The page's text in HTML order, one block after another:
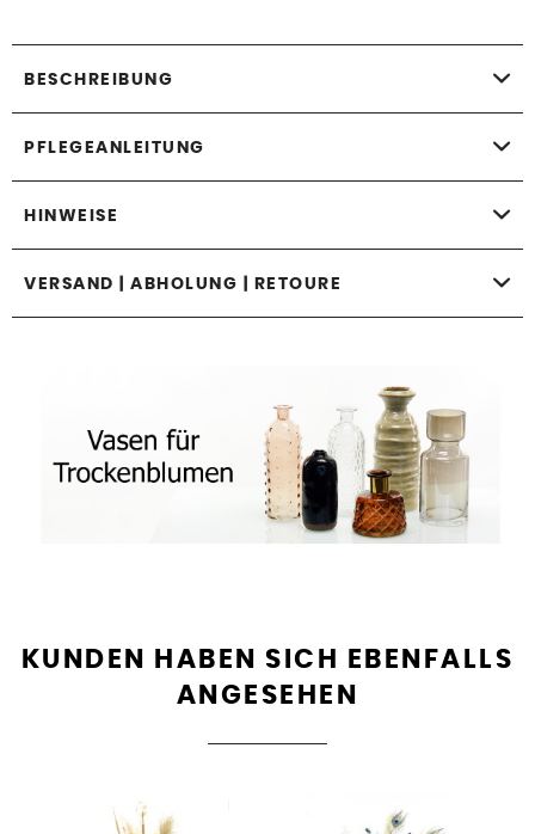
BESCHREIBUNG
PFLEGEANLEITUNG
HINWEISE
VERSAND | ABHOLUNG | RETOURE
KUNDEN HABEN SICH EBENFALLS
ANGESEHEN